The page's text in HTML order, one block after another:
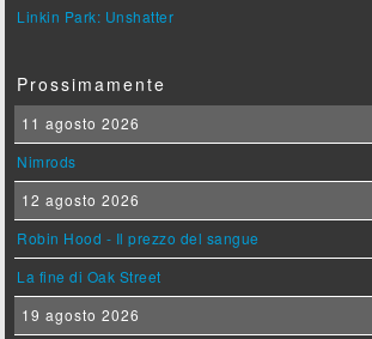
Linkin Park: Unshatter
Prossimamente
11 agosto 2026
Nimrods
12 agosto 2026
Robin Hood - Il prezzo del sangue
La fine di Oak Street
19 agosto 2026